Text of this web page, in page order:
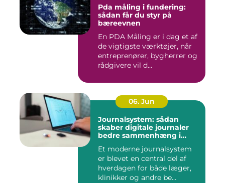
Pda måling i fundering:
sådan får du styr på
bæreevnen
En PDA Måling er i dag et af
de vigtigste værktøjer, når
entreprenører, bygherrer og
rådgivere vil d...
06. Jun
Journalsystem: sådan
skaber digitale journaler
bedre sammenhæng i
Et moderne journalsystem
er blevet en central del af
hverdagen for både læger,
klinikker og andre be...